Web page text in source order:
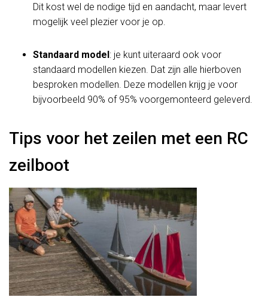
Dit kost wel de nodige tijd en aandacht, maar levert
mogelijk veel plezier voor je op.
Standaard model: je kunt uiteraard ook voor
standaard modellen kiezen. Dat zijn alle hierboven
besproken modellen. Deze modellen krijg je voor
bijvoorbeeld 90% of 95% voorgemonteerd geleverd.
Tips voor het zeilen met een RC
zeilboot